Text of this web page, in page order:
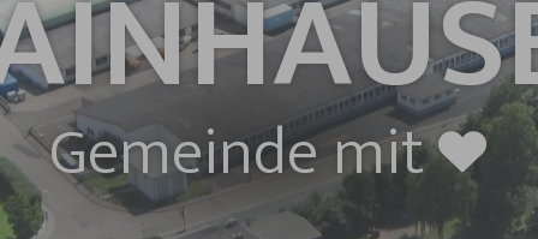
Gemeinde mit